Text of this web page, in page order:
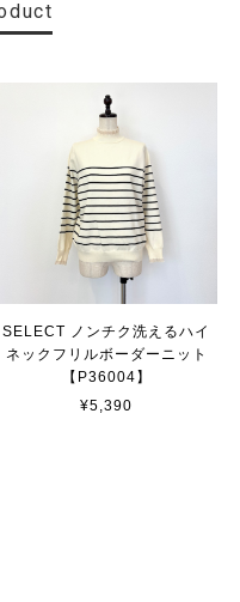
SELECT ノンチク洗えるハイ
ネックフリルボーダーニット
【P36004】
¥5,390